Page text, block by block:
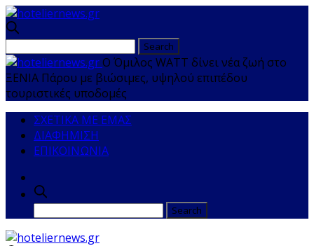
Ο Όμιλος WATT δίνει νέα ζωή στο
ΞΕΝΙΑ Πάρου με βιώσιμες, υψηλού επιπέδου
τουριστικές υποδομές
ΣΧΕΤΙΚΑ ΜΕ ΕΜΑΣ
ΔΙΑΦΗΜΙΣΗ
ΕΠΙΚΟΙΝΩΝΙΑ